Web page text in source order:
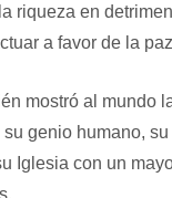
riqueza en
a favor de la
mostró al mundo
genio humano,
Iglesia con un